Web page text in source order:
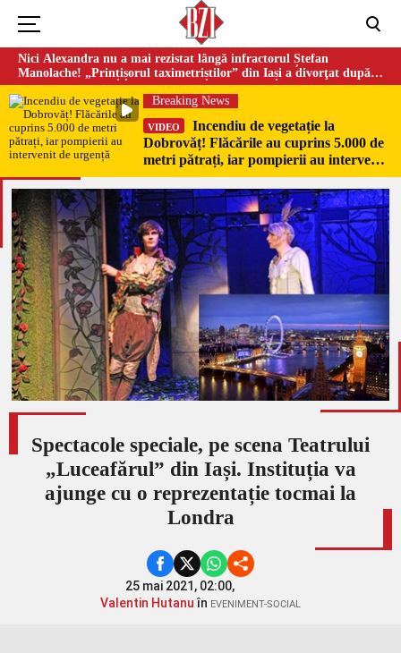
Nici Alexandra nu a mai rezistat lângă infractorul Ștefan
Manolache! „Prințișorul taximetriștilor” din Iași a divorţat după
doi ani de căsnicie
Breaking News
VIDEO
Incendiu de vegetație la
Dobrovăț! Flăcările au cuprins 5.000 de
metri pătrați, iar pompierii au intervenit
de urgență
Spectacole speciale, pe scena Teatrului
„Luceafărul” din Iași. Instituția va
ajunge cu o reprezentație tocmai la
Londra
25 mai 2021, 02:00,
Valentin Hutanuîn EVENIMENT-SOCIAL